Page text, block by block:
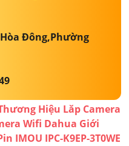
Đông,Phường
Hiệu Lăp Camera
Wifi Dahua Giới
IMOU IPC-K9EP-3T0WE